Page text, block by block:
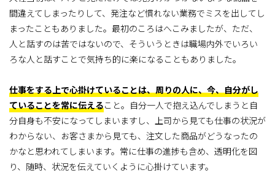
間違えてしまったりして、発注など慣れない業務でミスを出してし
まったこともありました。最初のころはへこみましたが、ただ、
人と話すのは苦ではないので、そういうときは職場内外でいろい
ろな人と話すことで気持ち的に楽になることもありました。
仕事をする上で心掛けていることは、周りの人に、今、自分がし
ていることを常に伝えること。自分一人で抱え込んでしまうと自
分自身も不安になってしまいますし、上司から見ても仕事の状況が
わからない、お客さまから見ても、注文した商品がどうなったの
かなと思われてしまいます。常に仕事の進捗も含め、透明化を図
り、随時、状況を伝えていくように心掛けています。